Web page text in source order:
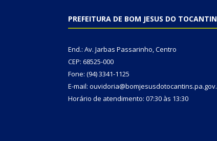
PREFEITURA DE BOM JESUS DO
End.: Av. Jarbas Passarinho, Centro
CEP: 68525-000
Fone: (94) 3341-1125
E-mail:
Horário de atendimento: 07:30 às 13:30